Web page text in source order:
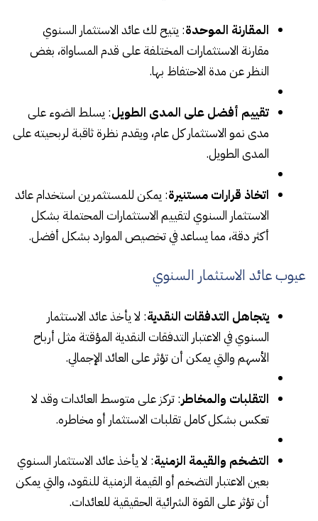
المقارنة الموحدة: يتيح لك عائد الاستثمار السنوي
مقارنة الاستثمارات المختلفة على قدم المساواة، بغض
النظر عن مدة الاحتفاظ بها.
تقييم أفضل على المدى الطويل: يسلط الضوء على
مدى نمو الاستثمار كل عام، ويقدم نظرة ثاقبة لربحيته على
المدى الطويل.
اتخاذ قرارات مستنيرة: يمكن للمستثمرين استخدام عائد
الاستثمار السنوي لتقييم الاستثمارات المحتملة بشكل
أكثر دقة، مما يساعد في تخصيص الموارد بشكل أفضل.
عيوب عائد الاستثمار السنوي
يتجاهل التدفقات النقدية: لا يأخذ عائد الاستثمار
السنوي في الاعتبار التدفقات النقدية المؤقتة مثل أرباح
الأسهم والتي يمكن أن تؤثر على العائد الإجمالي.
التقلبات والمخاطر: تركز على متوسط ​​العائدات وقد لا
تعكس بشكل كامل تقلبات الاستثمار أو مخاطره.
التضخم والقيمة الزمنية: لا يأخذ عائد الاستثمار السنوي
بعين الاعتبار التضخم أو القيمة الزمنية للنقود، والتي يمكن
أن تؤثر على القوة الشرائية الحقيقية للعائدات.